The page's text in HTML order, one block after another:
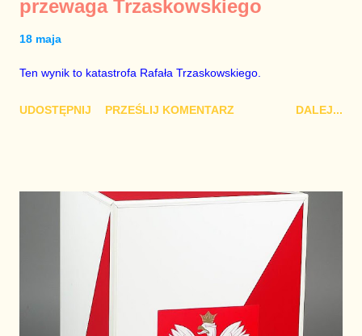
przewaga Trzaskowskiego
18 maja
Ten wynik to katastrofa Rafała Trzaskowskiego.
UDOSTĘPNIJ PRZEŚLIJ KOMENTARZ DALEJ...